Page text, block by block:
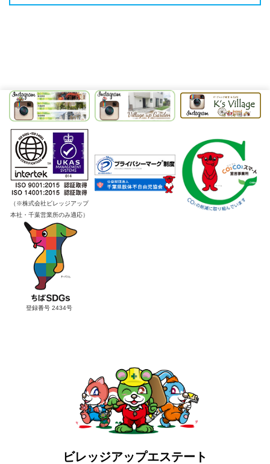
（※株式会社ビレッジアップ
本社・千葉営業所のみ適応）
登録番号 2434号
ビレッジアップエステート